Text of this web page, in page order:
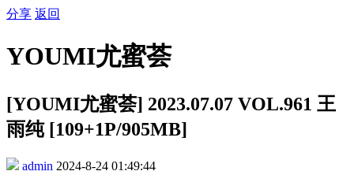
分享 返回
YOUMI尤蜜荟
[YOUMI尤蜜荟] 2023.07.07 VOL.961 王
雨纯 [109+1P/905MB]
admin 2024-8-24 01:49:44